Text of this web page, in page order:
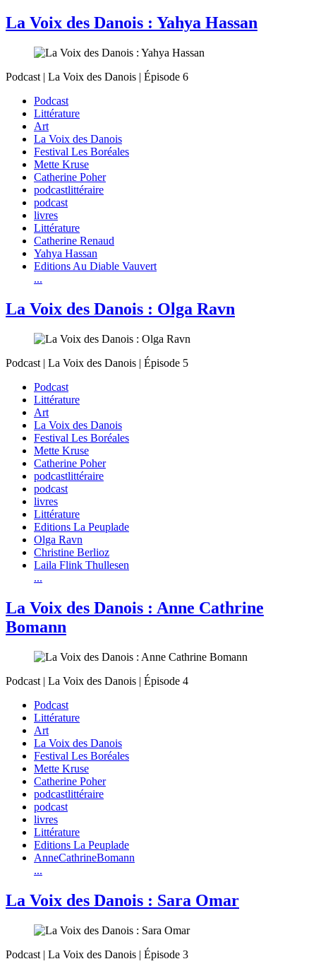
La Voix des Danois : Yahya Hassan
Podcast | La Voix des Danois | Épisode 6
Podcast
Littérature
Art
La Voix des Danois
Festival Les Boréales
Mette Kruse
Catherine Poher
podcastlittéraire
podcast
livres
Littérature
Catherine Renaud
Yahya Hassan
Editions Au Diable Vauvert
...
La Voix des Danois : Olga Ravn
Podcast | La Voix des Danois | Épisode 5
Podcast
Littérature
Art
La Voix des Danois
Festival Les Boréales
Mette Kruse
Catherine Poher
podcastlittéraire
podcast
livres
Littérature
Editions La Peuplade
Olga Ravn
Christine Berlioz
Laila Flink Thullesen
...
La Voix des Danois : Anne Cathrine
Bomann
Podcast | La Voix des Danois | Épisode 4
Podcast
Littérature
Art
La Voix des Danois
Festival Les Boréales
Mette Kruse
Catherine Poher
podcastlittéraire
podcast
livres
Littérature
Editions La Peuplade
AnneCathrineBomann
...
La Voix des Danois : Sara Omar
Podcast | La Voix des Danois | Épisode 3